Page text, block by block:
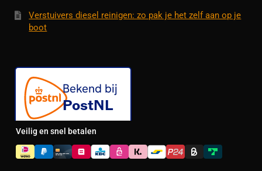
Verstuivers diesel reinigen: zo pak je het zelf aan op je
boot
Veilig en snel betalen